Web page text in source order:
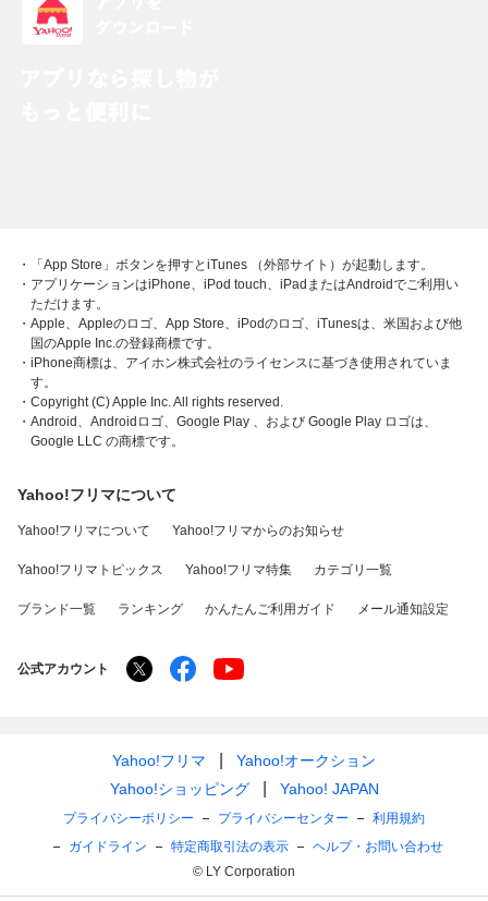
・「App Store」ボタンを押すとiTunes （外部サイト）が起動します。
・アプリケーションはiPhone、iPod touch、iPadまたはAndroidでご利用い
ただけます。
・Apple、Appleのロゴ、App Store、iPodのロゴ、iTunesは、米国および他
国のApple Inc.の登録商標です。
・iPhone商標は、アイホン株式会社のライセンスに基づき使用されていま
す。
・Copyright (C) Apple Inc. All rights reserved.
・Android、Androidロゴ、Google Play 、および Google Play ロゴは、
Google LLC の商標です。
Yahoo!フリマについて
Yahoo!フリマについて Yahoo!フリマからのお知らせ
Yahoo!フリマトピックス Yahoo!フリマ特集 カテゴリ一覧
ブランド一覧 ランキング かんたんご利用ガイド メール通知設定
公式アカウント
Yahoo!フリマ
Yahoo!オークション
Yahoo!ショッピング
Yahoo! JAPAN
プライバシーポリシー プライバシーセンター
利用規約
ガイドライン
特定商取引法の表示
ヘルプ・お問い合わせ
© LY Corporation